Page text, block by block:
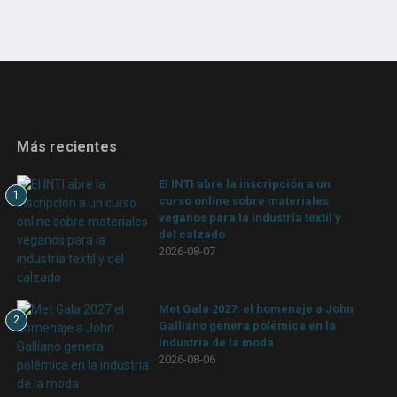
Más recientes
1
El INTI abre la inscripción a un
curso online sobre materiales
veganos para la industria textil y
del calzado
2026-08-07
2
Met Gala 2027: el homenaje a John
Galliano genera polémica en la
industria de la moda
2026-08-06